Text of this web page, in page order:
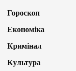
Гороскоп
Економіка
Кримінал
Культура